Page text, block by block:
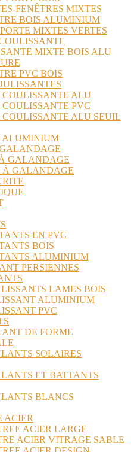
FENÊTRES MIXTES
BOIS ALUMINIUM
MIXTES VERTES
MIXTE BOIS ALU
PVC BOIS
ALU
PVC
ALU SEUIL
ALUMINIUM
GALANDAGE
À GALANDAGE
EN PVC
BOIS
ALUMINIUM
PERSIENNES
LAMES BOIS
ALUMINIUM
PVC
DE FORME
SOLAIRES
ET BATTANTS
BLANCS
ACIER
ACIER LARGE
ACIER VITRAGE SABLE